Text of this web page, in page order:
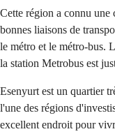
Cette région a connu une
bonnes liaisons de
le métro et le métro-bus.
la station Metrobus est
Esenyurt est un quartier
l'une des régions
excellent endroit pour